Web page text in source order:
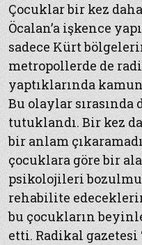
Çocuklar bir kez
Öcalan’a işkence
sadece Kürt
metropollerde de
yaptıklarında
Bu olaylar sırasında
tutuklandı. Bir kez
bir anlam
çocuklara göre bir
psikolojileri
rehabilite
bu çocukların
etti. Radikal gazetesi